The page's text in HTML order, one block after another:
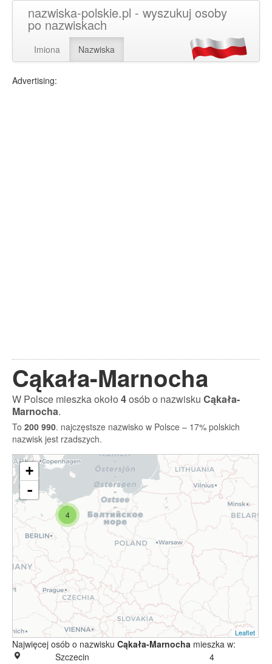
nazwiska-polskie.pl - wyszukuj osoby
po nazwiskach
Imiona Nazwiska
Advertising:
Cąkała-Marnocha
W Polsce mieszka około4osób o nazwisku Cąkała-
Marnocha.
To 200 990. najczęstsze nazwisko w Polsce – 17% polskich
nazwisk jest rzadszych.
4
+
-
Leaflet
Najwięcej osób o nazwisku Cąkała-Marnocha mieszka w:
Szczecin
4